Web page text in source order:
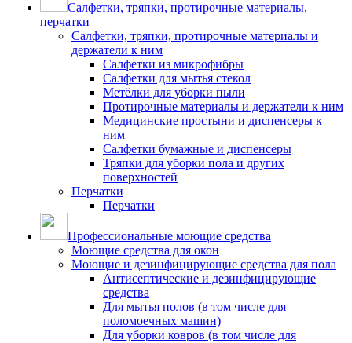
Салфетки, тряпки, протирочные материалы,
перчатки
Салфетки, тряпки, протирочные материалы и
держатели к ним
Салфетки из микрофибры
Салфетки для мытья стекол
Метёлки для уборки пыли
Протирочные материалы и держатели к ним
Медицинские простыни и диспенсеры к
ним
Салфетки бумажные и диспенсеры
Тряпки для уборки пола и других
поверхностей
Перчатки
Перчатки
Профессиональные моющие средства
Моющие средства для окон
Моющие и дезинфицирующие средства для пола
Антисептические и дезинфицирующие
средства
Для мытья полов (в том числе для
поломоечных машин)
Для уборки ковров (в том числе для